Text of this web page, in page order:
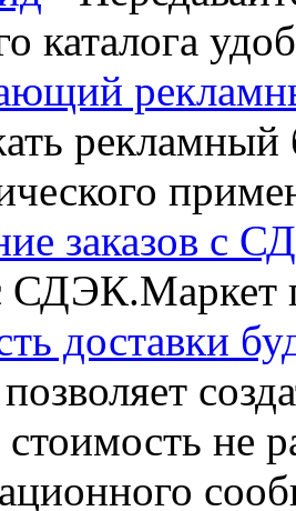
каталога
заказов с
СДЭК.Маркет
доставки
не